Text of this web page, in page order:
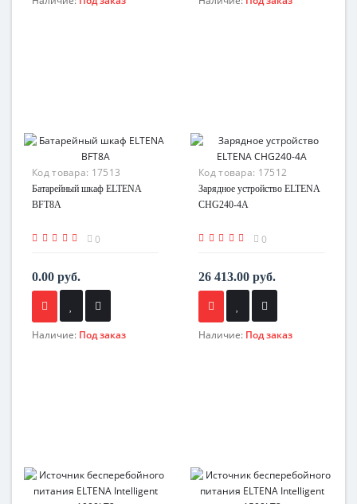
Код товара: 17513
Батарейный шкаф ELTENA
BFT8A
0
0.00 руб.
Наличие: Под заказ
Код товара: 17512
Зарядное устройство ELTENA
CHG240-4A
0
26 413.00 руб.
Наличие: Под заказ